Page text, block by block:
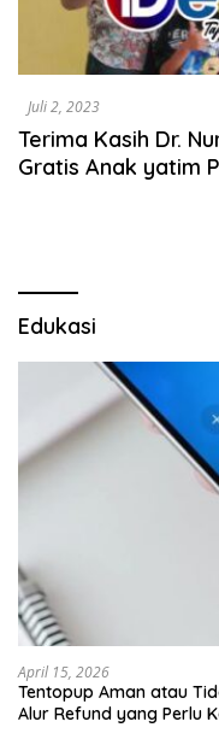
Juli 2, 2023
Terima Kasih Dr.
Gratis Anak yatim
Edukasi
April 15, 2026
Tentopup Aman atau
Alur Refund yang Perlu